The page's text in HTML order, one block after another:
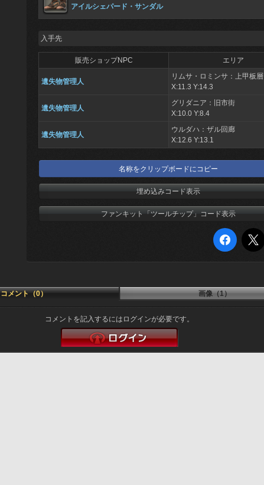
アイルシェパード・サンダル
入手先
販売ショップNPC エリア
遺失物管理人
リムサ・ロミンサ：上甲板層
X:11.3 Y:14.3
遺失物管理人
グリダニア：旧市街
X:10.0 Y:8.4
遺失物管理人
ウルダハ：ザル回廊
X:12.6 Y:13.1
名称をクリップボードにコピー
埋め込みコード表示
ファンキット「ツールチップ」コード表示
コメント（0） 画像（1）
コメントを記入するにはログインが必要です。